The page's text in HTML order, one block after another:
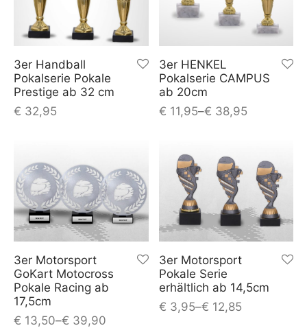
3er Handball
Pokalserie Pokale
Prestige ab 32 cm
€ 32,95
3er HENKEL
Pokalserie CAMPUS
ab 20cm
€ 11,95–€ 38,95
3er Motorsport
GoKart Motocross
Pokale Racing ab
17,5cm
€ 13,50–€ 39,90
3er Motorsport
Pokale Serie
erhältlich ab 14,5cm
€ 3,95–€ 12,85